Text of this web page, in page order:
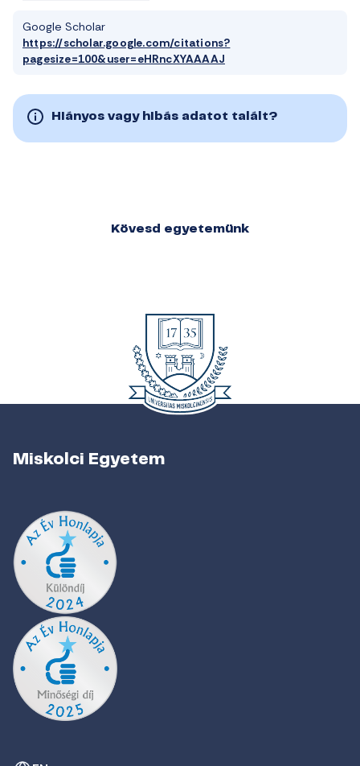
Google Scholar
https://scholar.google.com/citations?
pagesize=100&user=eHRncXYAAAAJ
Hiányos vagy hibás adatot talált?
Kövesd egyetemünk
Miskolci Egyetem